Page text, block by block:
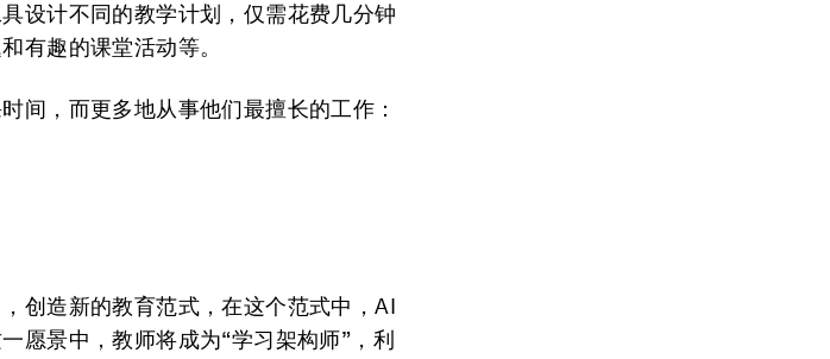
设计不同的教学计划，仅需花费几分钟
有趣的课堂活动等。
间，而更多地从事他们最擅长的工作：
创造新的教育范式，在这个范式中，AI
愿景中，教师将成为“学习架构师”，利